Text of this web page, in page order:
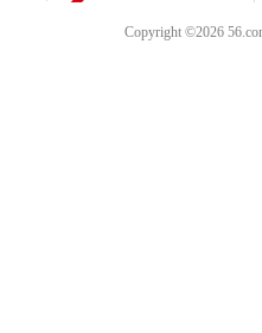
Copyright ©2026